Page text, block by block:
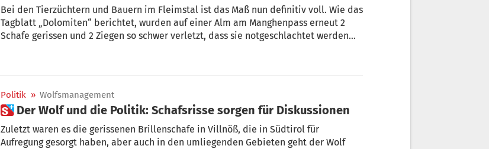
Bei den Tierzüchtern und Bauern im Fleimstal ist das Maß nun definitiv voll. Wie das
Tagblatt „Dolomiten“ berichtet, wurden auf einer Alm am Manghenpass erneut 2
Schafe gerissen und 2 Ziegen so schwer verletzt, dass sie notgeschlachtet werden
Politik » Wolfsmanagement
 Der Wolf und die Politik: Schafsrisse sorgen für Diskussionen
Zuletzt waren es die gerissenen Brillenschafe in Villnöß, die in Südtirol für
Aufregung gesorgt haben, aber auch in den umliegenden Gebieten geht der Wolf